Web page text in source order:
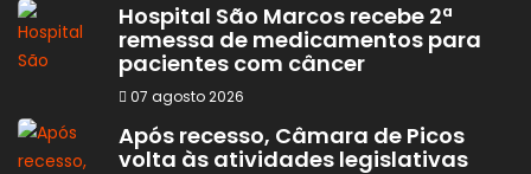
Hospital São Marcos recebe 2ª
remessa de medicamentos para
pacientes com câncer
07 agosto 2026
Após recesso, Câmara de Picos
volta às atividades legislativas